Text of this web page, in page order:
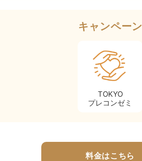
キャンペーン
TOKYO
プレコンゼミ
料金はこちら